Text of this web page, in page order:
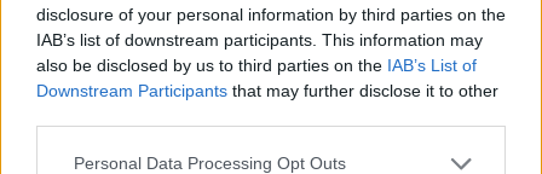
disclosure of your personal information by third parties on the
IAB’s list of downstream participants. This information may
also be disclosed by us to third parties on the IAB’s List of
Downstream Participants that may further disclose it to other
Please note that this website/app uses one or more Google
Personal Data Processing Opt Outs